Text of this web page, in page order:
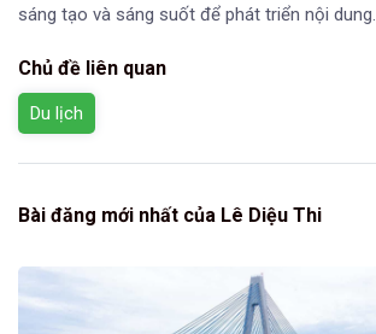
sáng tạo và sáng suốt để phát triển nội dung.
Chủ đề liên quan
Du lịch
Bài đăng mới nhất của Lê Diệu Thi